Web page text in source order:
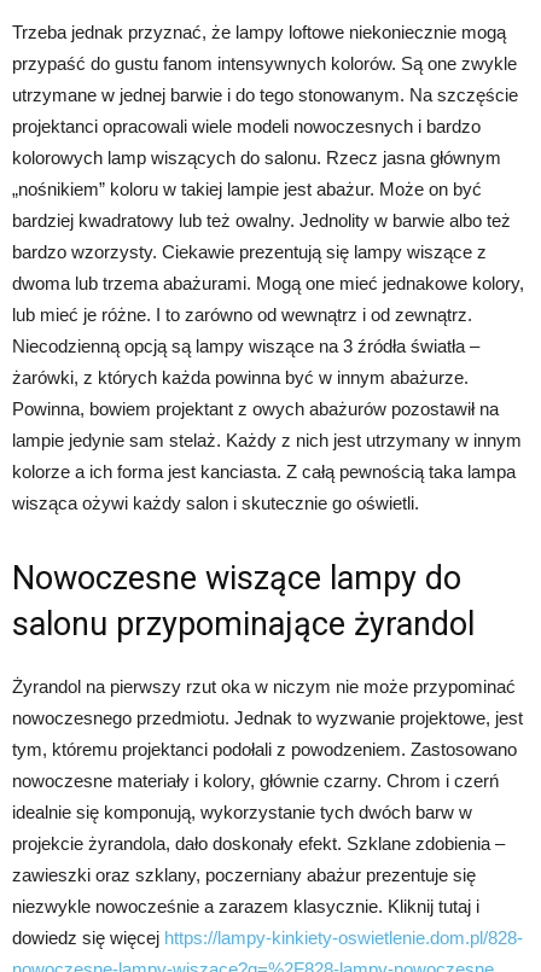
Trzeba jednak przyznać, że lampy loftowe niekoniecznie mogą
przypaść do gustu fanom intensywnych kolorów. Są one zwykle
utrzymane w jednej barwie i do tego stonowanym. Na szczęście
projektanci opracowali wiele modeli nowoczesnych i bardzo
kolorowych lamp wiszących do salonu. Rzecz jasna głównym
„nośnikiem” koloru w takiej lampie jest abażur. Może on być
bardziej kwadratowy lub też owalny. Jednolity w barwie albo też
bardzo wzorzysty. Ciekawie prezentują się lampy wiszące z
dwoma lub trzema abażurami. Mogą one mieć jednakowe kolory,
lub mieć je różne. I to zarówno od wewnątrz i od zewnątrz.
Niecodzienną opcją są lampy wiszące na 3 źródła światła –
żarówki, z których każda powinna być w innym abażurze.
Powinna, bowiem projektant z owych abażurów pozostawił na
lampie jedynie sam stelaż. Każdy z nich jest utrzymany w innym
kolorze a ich forma jest kanciasta. Z całą pewnością taka lampa
wisząca ożywi każdy salon i skutecznie go oświetli.
Nowoczesne wiszące lampy do
salonu przypominające żyrandol
Żyrandol na pierwszy rzut oka w niczym nie może przypominać
nowoczesnego przedmiotu. Jednak to wyzwanie projektowe, jest
tym, któremu projektanci podołali z powodzeniem. Zastosowano
nowoczesne materiały i kolory, głównie czarny. Chrom i czerń
idealnie się komponują, wykorzystanie tych dwóch barw w
projekcie żyrandola, dało doskonały efekt. Szklane zdobienia –
zawieszki oraz szklany, poczerniany abażur prezentuje się
niezwykle nowocześnie a zarazem klasycznie. Kliknij tutaj i
dowiedz się więcej https://lampy-kinkiety-oswietlenie.dom.pl/828-